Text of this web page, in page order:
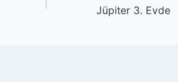
Jüpiter 3. Evde